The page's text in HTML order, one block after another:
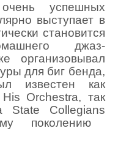
успешных
выступает в
становится
джаз-
организовывал
для биг бенда,
известен как
His Orchestra, так
State
Collegians
поколению